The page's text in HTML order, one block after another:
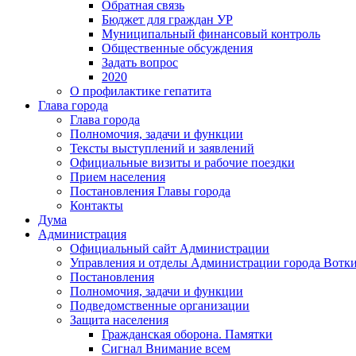
Обратная связь
Бюджет для граждан УР
Муниципальный финансовый контроль
Общественные обсуждения
Задать вопрос
2020
О профилактике гепатита
Глава города
Глава города
Полномочия, задачи и функции
Тексты выступлений и заявлений
Официальные визиты и рабочие поездки
Прием населения
Постановления Главы города
Контакты
Дума
Администрация
Официальный сайт Администрации
Управления и отделы Администрации города
Постановления
Полномочия, задачи и функции
Подведомственные организации
Защита населения
Гражданская оборона. Памятки
Сигнал Внимание всем